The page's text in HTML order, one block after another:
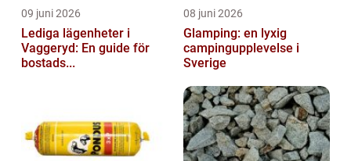
09 juni 2026
Lediga lägenheter i
Vaggeryd: En guide för
bostads...
08 juni 2026
Glamping: en lyxig
campingupplevelse i
Sverige